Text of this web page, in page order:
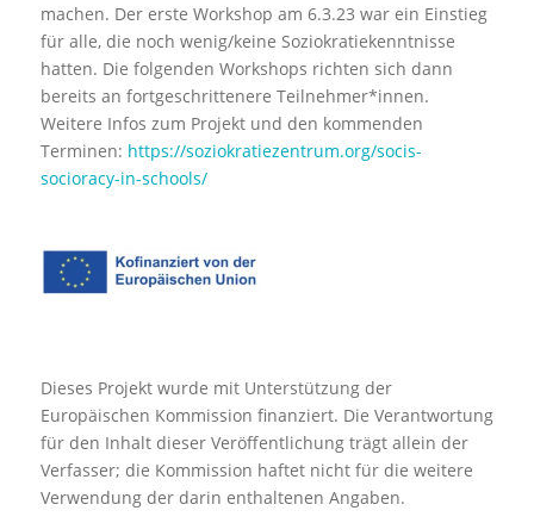
machen. Der erste Workshop am 6.3.23 war ein Einstieg
für alle, die noch wenig/keine Soziokratiekenntnisse
hatten. Die folgenden Workshops richten sich dann
bereits an fortgeschrittenere Teilnehmer*innen.
Weitere Infos zum Projekt und den kommenden
Terminen: https://soziokratiezentrum.org/socis-
socioracy-in-schools/
Dieses Projekt wurde mit Unterstützung der
Europäischen Kommission finanziert. Die Verantwortung
für den Inhalt dieser Veröffentlichung trägt allein der
Verfasser; die Kommission haftet nicht für die weitere
Verwendung der darin enthaltenen Angaben.